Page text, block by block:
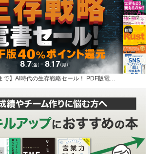
で】AI時代の生存戦略セール！ PDF版電…